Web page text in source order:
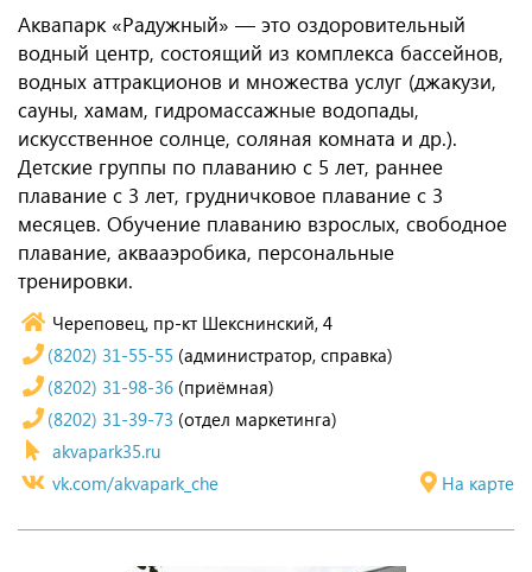
Аквапарк «Радужный» — это оздоровительный
водный центр, состоящий из комплекса бассейнов,
водных аттракционов и множества услуг (джакузи,
сауны, хамам, гидромассажные водопады,
искусственное солнце, соляная комната и др.).
Детские группы по плаванию с 5 лет, раннее
плавание с 3 лет, грудничковое плавание с 3
месяцев. Обучение плаванию взрослых, свободное
плавание, аквааэробика, персональные
тренировки.
Череповец, пр-кт Шекснинский, 4
На карте
(8202) 31-55-55 (администратор, справка)
(8202) 31-98-36 (приёмная)
(8202) 31-39-73 (отдел маркетинга)
akvapark35.ru
vk.com/akvapark_che